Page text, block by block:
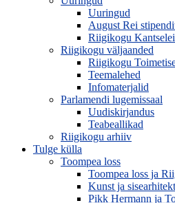
Uuringud
August Rei
Riigikogu
Riigikogu väljaanded
Riigikogu
Teemalehed
Infomaterjalid
Parlamendi lugemissaal
Uudiskirjandus
Teabeallikad
Riigikogu arhiiv
Tulge külla
Toompea loss
Toompea loss ja
Kunst ja
Pikk Hermann ja